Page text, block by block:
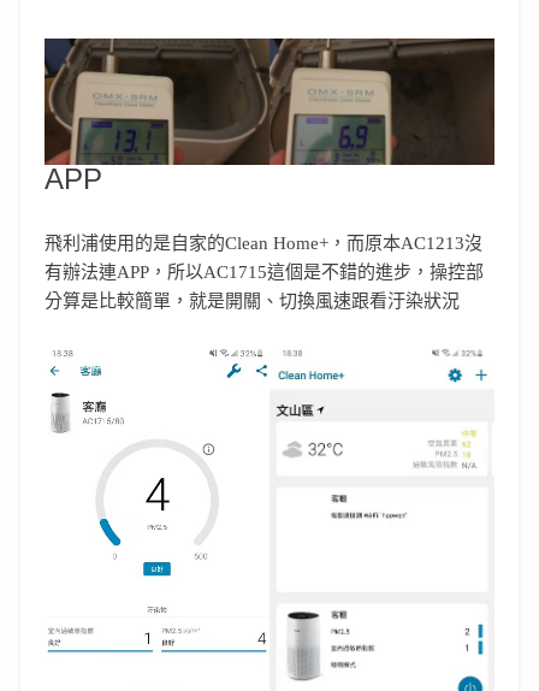
APP
飛利浦使用的是自家的Clean Home+，而原本AC1213沒
有辦法連APP，所以AC1715這個是不錯的進步，操控部
分算是比較簡單，就是開關、切換風速跟看汙染狀況